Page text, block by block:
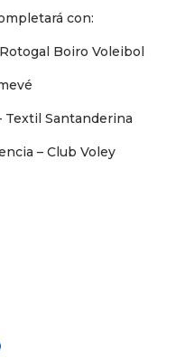
con:
Boiro Voleibol
Textil Santanderina
– Club Voley